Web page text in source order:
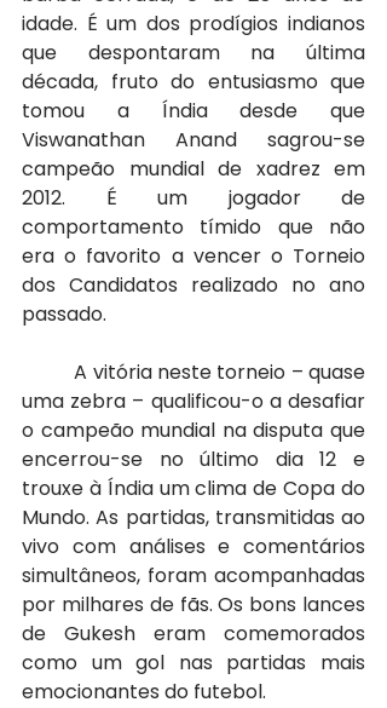
idade. É um dos prodígios indianos
que despontaram na última
década, fruto do entusiasmo que
tomou a Índia desde que
Viswanathan Anand sagrou-se
campeão mundial de xadrez em
2012. É um jogador de
comportamento tímido que não
era o favorito a vencer o Torneio
dos Candidatos realizado no ano
passado.
A vitória neste torneio – quase
uma zebra – qualificou-o a desafiar
o campeão mundial na disputa que
encerrou-se no último dia 12 e
trouxe à Índia um clima de Copa do
Mundo. As partidas, transmitidas ao
vivo com análises e comentários
simultâneos, foram acompanhadas
por milhares de fãs. Os bons lances
de Gukesh eram comemorados
como um gol nas partidas mais
emocionantes do futebol.